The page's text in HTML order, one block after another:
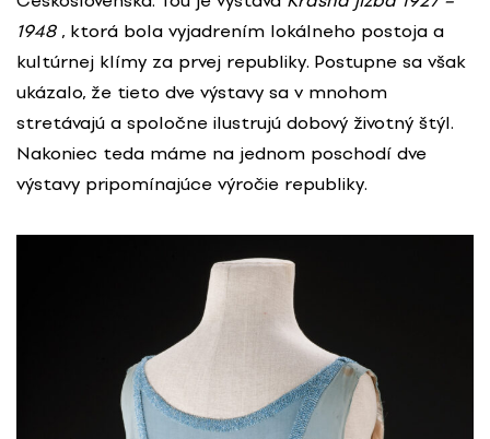
1948 , ktorá bola vyjadrením lokálneho postoja a
kultúrnej klímy za prvej republiky. Postupne sa však
ukázalo, že tieto dve výstavy sa v mnohom
stretávajú a spoločne ilustrujú dobový životný štýl.
Nakoniec teda máme na jednom poschodí dve
výstavy pripomínajúce výročie republiky.